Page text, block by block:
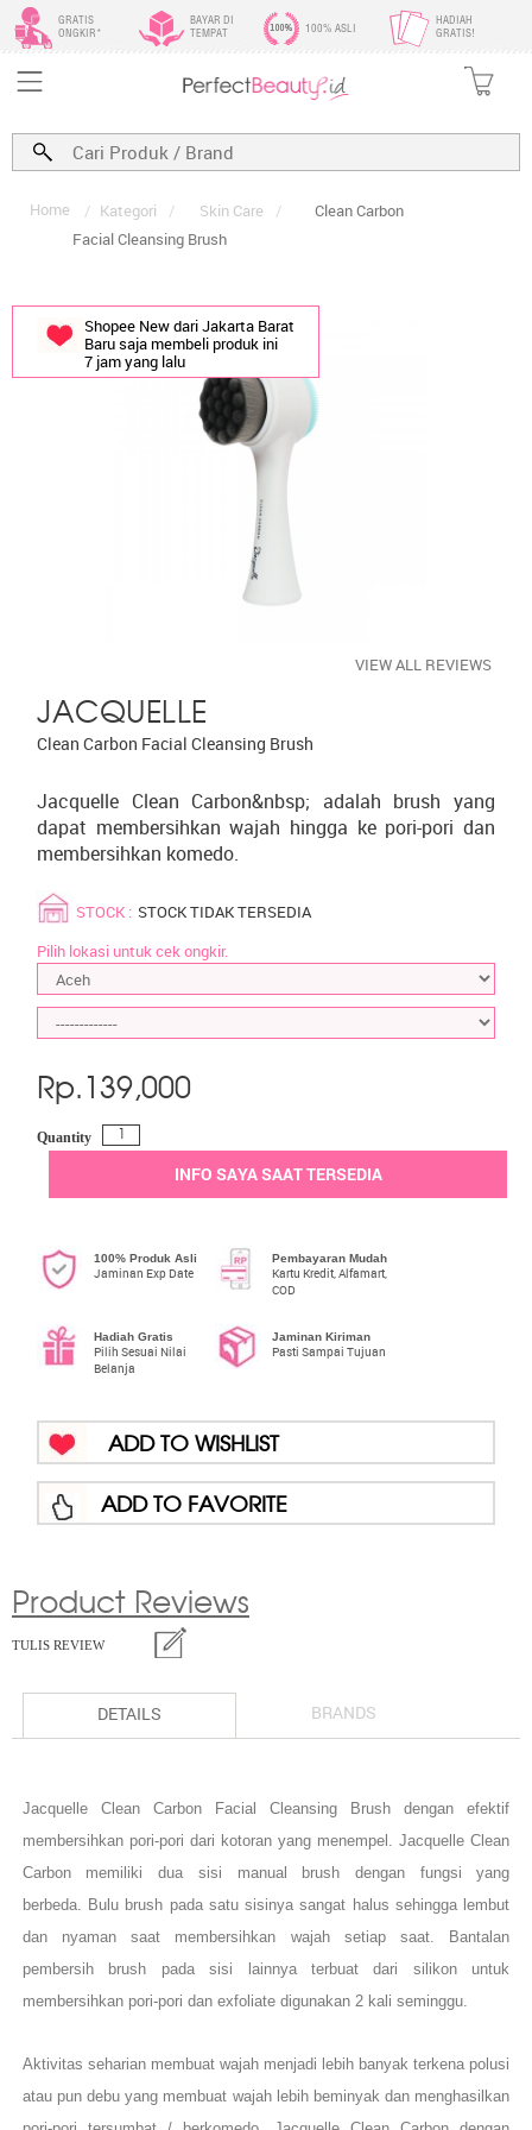
GRATIS
ONGKIR*
BAYAR DI
TEMPAT
100% ASLI
HADIAH
GRATIS!
Home / Kategori / Skin Care /
Clean Carbon
Facial Cleansing Brush
JACQUELLE
Clean Carbon Facial Cleansing Brush
Jacquelle Clean Carbon&nbsp; adalah brush yang
dapat membersihkan wajah hingga ke pori-pori dan
membersihkan komedo.
VIEW ALL REVIEWS
STOCK : STOCK TIDAK TERSEDIA
Pilih lokasi untuk cek ongkir.
Rp. 139,000
Quantity
INFO SAYA SAAT TERSEDIA
100% Produk Asli
Jaminan Exp Date
Pembayaran Mudah
Kartu Kredit, Alfamart,
COD
Hadiah Gratis
Pilih Sesuai Nilai
Belanja
Jaminan Kiriman
Pasti Sampai Tujuan
ADD TO WISHLIST
ADD TO FAVORITE
Product Reviews
TULIS REVIEW
DETAILS BRANDS
Jacquelle Clean Carbon Facial Cleansing Brush dengan efektif
membersihkan pori-pori dari kotoran yang menempel. Jacquelle Clean
Carbon memiliki dua sisi manual brush dengan fungsi yang
berbeda. Bulu brush pada satu sisinya sangat halus sehingga lembut
dan nyaman saat membersihkan wajah setiap saat. Bantalan
pembersih brush pada sisi lainnya terbuat dari silikon untuk
membersihkan pori-pori dan exfoliate digunakan 2 kali seminggu.
Aktivitas seharian membuat wajah menjadi lebih banyak terkena polusi
atau pun debu yang membuat wajah lebih beminyak dan menghasilkan